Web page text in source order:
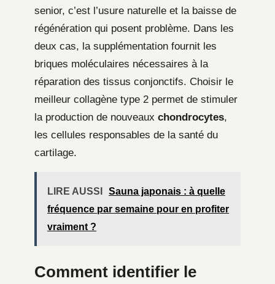
senior, c’est l’usure naturelle et la baisse de
régénération qui posent problème. Dans les
deux cas, la supplémentation fournit les
briques moléculaires nécessaires à la
réparation des tissus conjonctifs. Choisir le
meilleur collagène type 2 permet de stimuler
la production de nouveaux chondrocytes,
les cellules responsables de la santé du
cartilage.
LIRE AUSSI
Sauna japonais : à quelle
fréquence par semaine pour en profiter
vraiment ?
Comment identifier le